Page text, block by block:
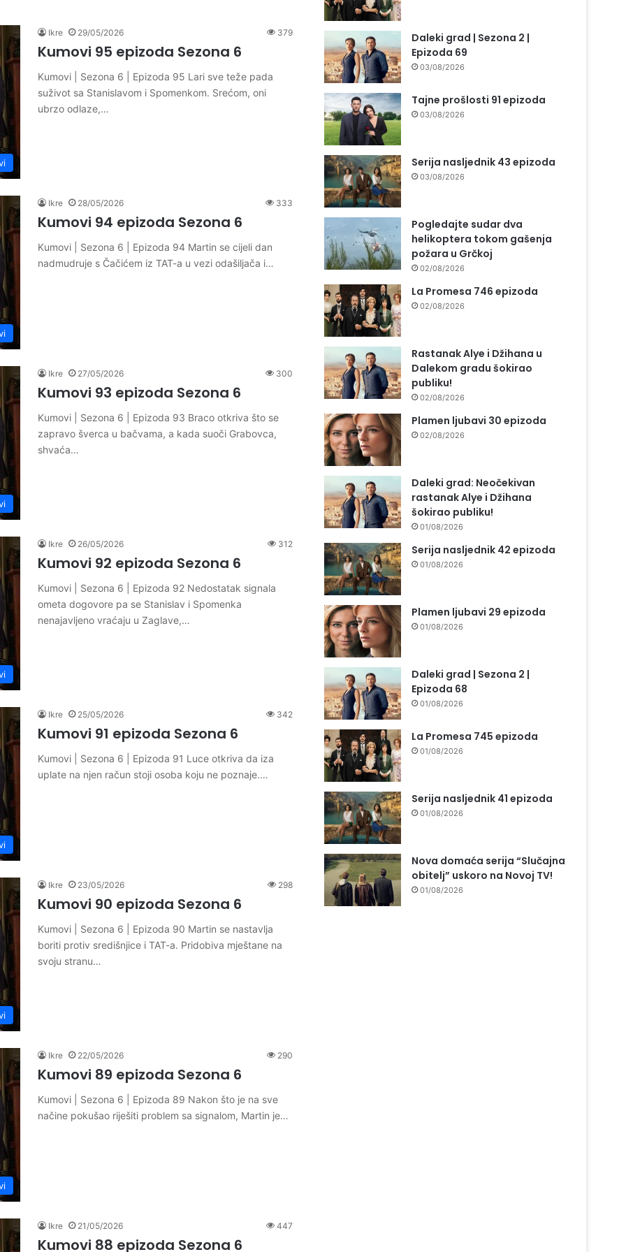
Ikre 29/05/2026 379
Kumovi 95 epizoda Sezona 6
Kumovi | Sezona 6 | Epizoda 95 Lari sve teže pada
suživot sa Stanislavom i Spomenkom. Srećom, oni
ubrzo odlaze,…
Ikre 28/05/2026 333
Kumovi 94 epizoda Sezona 6
Kumovi | Sezona 6 | Epizoda 94 Martin se cijeli dan
nadmudruje s Čačićem iz TAT-a u vezi odašiljača i…
Ikre 27/05/2026 300
Kumovi 93 epizoda Sezona 6
Kumovi | Sezona 6 | Epizoda 93 Braco otkriva što se
zapravo šverca u bačvama, a kada suoči Grabovca,
shvaća…
Ikre 26/05/2026 312
Kumovi 92 epizoda Sezona 6
Kumovi | Sezona 6 | Epizoda 92 Nedostatak signala
ometa dogovore pa se Stanislav i Spomenka
nenajavljeno vraćaju u Zaglave,…
Ikre 25/05/2026 342
Kumovi 91 epizoda Sezona 6
Kumovi | Sezona 6 | Epizoda 91 Luce otkriva da iza
uplate na njen račun stoji osoba koju ne poznaje.…
Ikre 23/05/2026 298
Kumovi 90 epizoda Sezona 6
Kumovi | Sezona 6 | Epizoda 90 Martin se nastavlja
boriti protiv središnjice i TAT-a. Pridobiva mještane na
svoju stranu…
Ikre 22/05/2026 290
Kumovi 89 epizoda Sezona 6
Kumovi | Sezona 6 | Epizoda 89 Nakon što je na sve
načine pokušao riješiti problem sa signalom, Martin je…
Ikre 21/05/2026 447
Kumovi 88 epizoda Sezona 6
Daleki grad | Sezona 2 |
Epizoda 69
03/08/2026
Tajne prošlosti 91 epizoda
03/08/2026
Serija nasljednik 43 epizoda
03/08/2026
Pogledajte sudar dva
helikoptera tokom gašenja
požara u Grčkoj
02/08/2026
La Promesa 746 epizoda
02/08/2026
Rastanak Alye i Džihana u
Dalekom gradu šokirao
publiku!
02/08/2026
Plamen ljubavi 30 epizoda
02/08/2026
Daleki grad: Neočekivan
rastanak Alye i Džihana
šokirao publiku!
01/08/2026
Serija nasljednik 42 epizoda
01/08/2026
Plamen ljubavi 29 epizoda
01/08/2026
Daleki grad | Sezona 2 |
Epizoda 68
01/08/2026
La Promesa 745 epizoda
01/08/2026
Serija nasljednik 41 epizoda
01/08/2026
Nova domaća serija “Slučajna
obitelj” uskoro na Novoj TV!
01/08/2026